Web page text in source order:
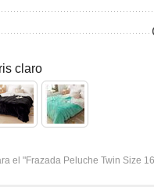
claro
el "Frazada Peluche Twin Size